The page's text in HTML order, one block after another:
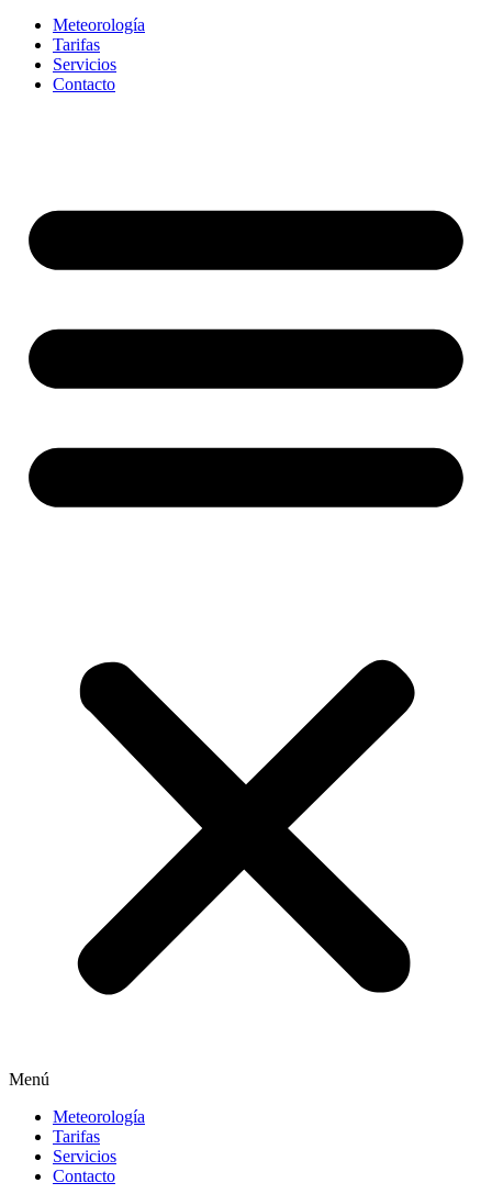
Meteorología
Tarifas
Servicios
Contacto
Menú
Meteorología
Tarifas
Servicios
Contacto